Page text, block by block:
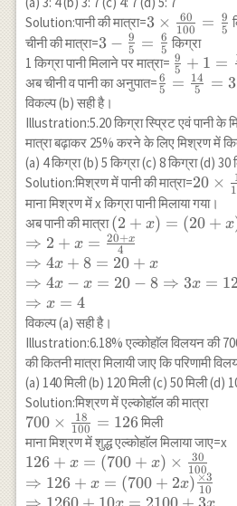
x=40+x \\
\Rightarrow
4 x-x=40-20
\\
\Rightarrow
x=\frac{90}
{3}=6
\frac{2}{3}
Solution:पानी की मात्रा=3 \times
\frac{60}
{5}
3 × 100
60 = 5
9
चीनी की मात्रा=3-\frac{9}
{5}=\frac{6}
{5}
3 − 5
9 = 5
6 किग्रा
1 किग्रा पानी मिलाने पर मात्रा= \frac{9}
{5}
5
9 + 1 =
अब चीनी व पानी का अनुपात=\frac{6}
{5}=3: 7
5
6 = 5
14 = 3
विकल्प (b) सही है।
Illustration:5.20 किग्रा स्प्रिट एवं पानी के
मात्रा बढ़ाकर 25% करने के लिए मिश्रण में
(a) 4 किग्रा (b) 5 किग्रा (c) 8 किग्रा (d) 30
Solution:मिश्रण में पानी की मात्रा=20
20 ×
माना मिश्रण में x किग्रा पानी मिलाया गया।
अब पानी की मात्रा(2+x)=(20+x)
\times \frac{25}
{100}\\
\Rightarrow
\Rightarrow 4
x+8=20+x \\
\Rightarrow 4 x-
x=20-8
\Rightarrow 3
x=12 \\
\Rightarrow x=4
(2 + x) = (20 + x
⇒ 2 + x = 4
20+x
⇒ 4x + 8 = 20 + x
⇒ 4x − x = 20 − 8 ⇒ 3x = 12
⇒ x = 4
विकल्प (a) सही है।
Illustration:6.18% एल्कोहाॅल विलयन की 700
की कितनी मात्रा मिलायी जाए कि परिणामी
(a) 140 मिली (b) 120 मिली (c) 50 मिली (d)
Solution:मिश्रण में एल्कोहाॅल की मात्रा
700 \times
\frac{18}
{100}=126
700 × 100
18 = 126मिली
माना मिश्रण में शुद्ध एल्कोहाॅल मिलाया जाए=x
126+x=
(700+x)
\times
126 + x = (700 + x) × 100
30
⇒ 126 + x = (700 + 2x) 10
×3